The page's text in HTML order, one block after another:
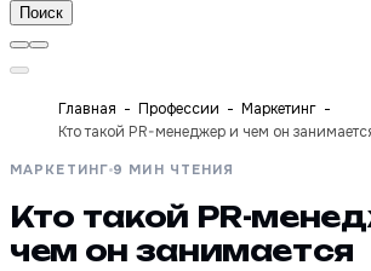
Поиск
Главная Профессии
Маркетинг
Кто такой PR-менеджер и чем он
МАРКЕТИНГ 9 МИН ЧТЕНИЯ
Кто такой PR-
чем он занимается